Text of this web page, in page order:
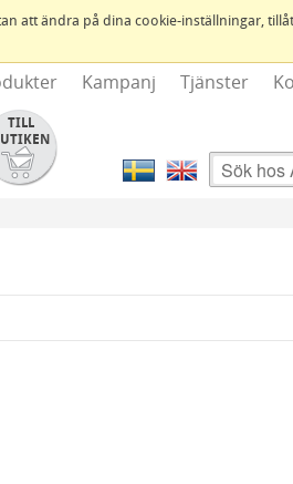
att ändra på dina cookie-inställningar,
Kampanj Tjänster
TILL